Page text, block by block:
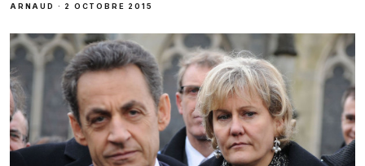
ARNAUD · 2 OCTOBRE 2015